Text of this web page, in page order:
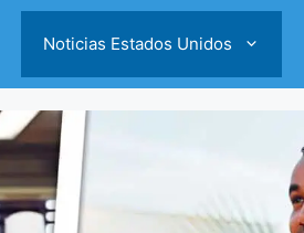
Noticias Estados Unidos